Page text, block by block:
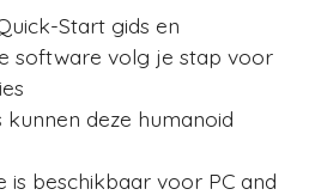
Start gids en
software volg je stap voor
deze humanoid
beschikbaar voor PC and